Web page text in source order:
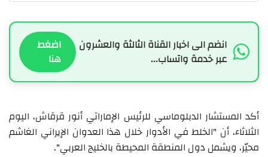
انضم الى اخبار القناة الثالثة والعشرون
عبر خدمة واتساب...
اضغط
هنا
أكد المستشار الدبلوماسي للرئيس الإماراتي أنور قرقاش، اليوم
الثلاثاء، أن "الخلط في الأدوار خلال هذا العدوان الإيراني الغاشم
محيّر، ويشمل دول المنطقة المحيطة بالخليج العربي".